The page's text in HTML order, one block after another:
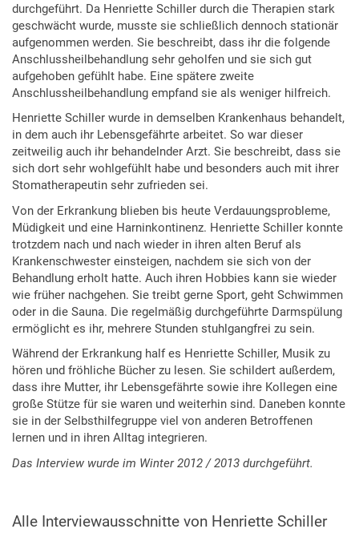
durchgeführt. Da Henriette Schiller durch die Therapien stark
geschwächt wurde, musste sie schließlich dennoch stationär
aufgenommen werden. Sie beschreibt, dass ihr die folgende
Anschlussheilbehandlung sehr geholfen und sie sich gut
aufgehoben gefühlt habe. Eine spätere zweite
Anschlussheilbehandlung empfand sie als weniger hilfreich.
Henriette Schiller wurde in demselben Krankenhaus behandelt,
in dem auch ihr Lebensgefährte arbeitet. So war dieser
zeitweilig auch ihr behandelnder Arzt. Sie beschreibt, dass sie
sich dort sehr wohlgefühlt habe und besonders auch mit ihrer
Stomatherapeutin sehr zufrieden sei.
Von der Erkrankung blieben bis heute Verdauungsprobleme,
Müdigkeit und eine Harninkontinenz. Henriette Schiller konnte
trotzdem nach und nach wieder in ihren alten Beruf als
Krankenschwester einsteigen, nachdem sie sich von der
Behandlung erholt hatte. Auch ihren Hobbies kann sie wieder
wie früher nachgehen. Sie treibt gerne Sport, geht Schwimmen
oder in die Sauna. Die regelmäßig durchgeführte Darmspülung
ermöglicht es ihr, mehrere Stunden stuhlgangfrei zu sein.
Während der Erkrankung half es Henriette Schiller, Musik zu
hören und fröhliche Bücher zu lesen. Sie schildert außerdem,
dass ihre Mutter, ihr Lebensgefährte sowie ihre Kollegen eine
große Stütze für sie waren und weiterhin sind. Daneben konnte
sie in der Selbsthilfegruppe viel von anderen Betroffenen
lernen und in ihren Alltag integrieren.
Das Interview wurde im Winter 2012 / 2013 durchgeführt.
Alle Interviewausschnitte von Henriette Schiller